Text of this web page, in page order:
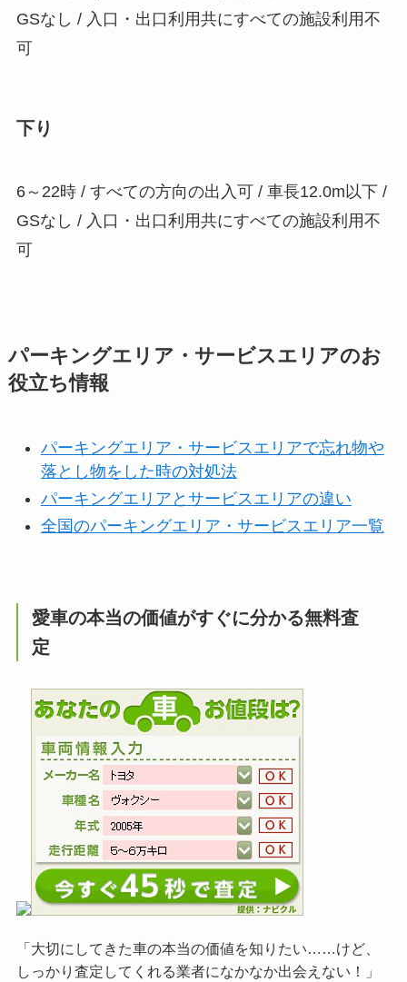
GSなし / 入口・出口利用共にすべての施設利用不
可
下り
6～22時 / すべての方向の出入可 / 車長12.0m以下 /
GSなし / 入口・出口利用共にすべての施設利用不
可
パーキングエリア・サービスエリアのお
役立ち情報
パーキングエリア・サービスエリアで忘れ物や
落とし物をした時の対処法
パーキングエリアとサービスエリアの違い
全国のパーキングエリア・サービスエリア一覧
愛車の本当の価値がすぐに分かる無料査
定
「大切にしてきた車の本当の価値を知りたい……けど、
しっかり査定してくれる業者になかなか出会えない！」